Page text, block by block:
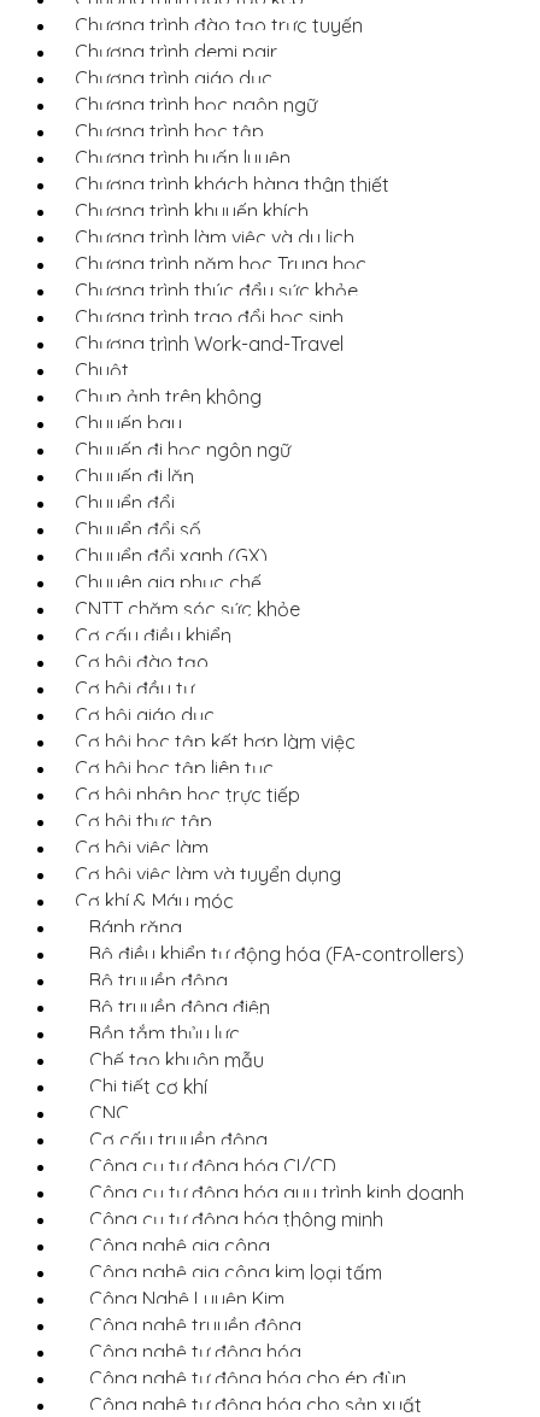
Chương trình đào tạo trực tuyến
Chương trình demi pair
Chương trình giáo dục
Chương trình học ngôn ngữ
Chương trình học tập
Chương trình huấn luyện
Chương trình khách hàng thân thiết
Chương trình khuyến khích
Chương trình làm việc và du lịch
Chương trình năm học Trung học
Chương trình thúc đẩy sức khỏe
Chương trình trao đổi học sinh
Chương trình Work-and-Travel
Chuột
Chụp ảnh trên không
Chuyến bay
Chuyến đi học ngôn ngữ
Chuyến đi lặn
Chuyển đổi
Chuyển đổi số
Chuyển đổi xanh (GX)
Chuyên gia phục chế
CNTT chăm sóc sức khỏe
Cơ cấu điều khiển
Cơ hội đào tạo
Cơ hội đầu tư
Cơ hội giáo dục
Cơ hội học tập kết hợp làm việc
Cơ hội học tập liên tục
Cơ hội nhập học trực tiếp
Cơ hội thực tập
Cơ hội việc làm
Cơ hội việc làm và tuyển dụng
Cơ khí & Máy móc
Bánh răng
Bộ điều khiển tự động hóa (FA-controllers)
Bộ truyền động
Bộ truyền động điện
Bồn tắm thủy lực
Chế tạo khuôn mẫu
Chi tiết cơ khí
CNC
Cơ cấu truyền động
Công cụ tự động hóa CI/CD
Công cụ tự động hóa quy trình kinh doanh
Công cụ tự động hóa thông minh
Công nghệ gia công
Công nghệ gia công kim loại tấm
Công Nghệ Luyện Kim
Công nghệ truyền động
Công nghệ tự động hóa
Công nghệ tự động hóa cho ép đùn
Công nghệ tự động hóa cho sản xuất